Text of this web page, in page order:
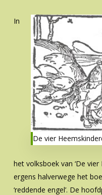
De vier
In
het volksboek van ‘De
ergens halverwege het
‘reddende engel’. De